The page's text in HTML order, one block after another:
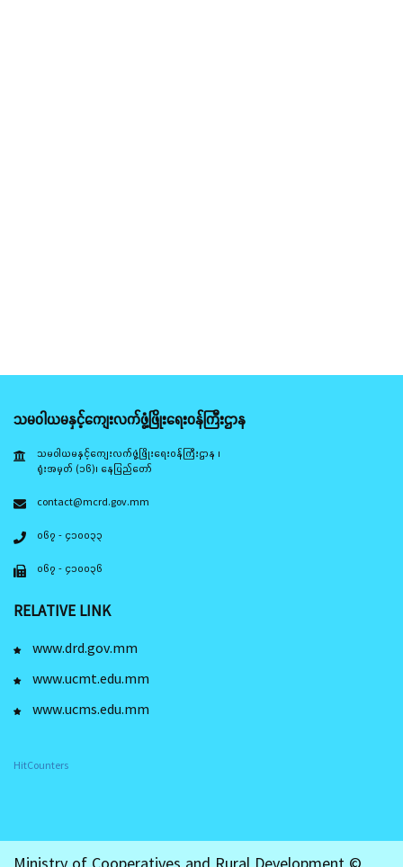
သမဝါယမနှင့်ကျေးလက်ဖွံ့ဖြိုးရေးဝန်ကြီးဌာန
သမဝါယမနှင့်ကျေးလက်ဖွံ့ဖြိုးရေးဝန်ကြီးဌာန ၊
ရုံးအမှတ် (၁၆)၊ နေပြည်တော်
contact@mcrd.gov.mm
၀၆၇ - ၄၁၀၀၃၃
၀၆၇ - ၄၁၀၀၃၆
RELATIVE LINK
www.drd.gov.mm
www.ucmt.edu.mm
www.ucms.edu.mm
HitCounters